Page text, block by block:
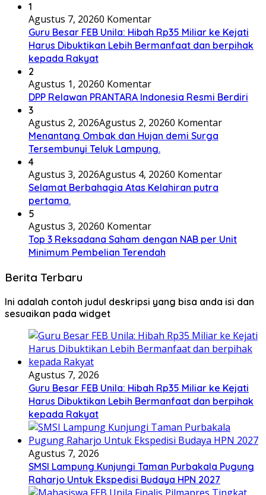
1
Agustus 7, 20260 Komentar
Guru Besar FEB Unila: Hibah Rp35 Miliar ke Kejati
Harus Dibuktikan Lebih Bermanfaat dan berpihak
kepada Rakyat
2
Agustus 1, 20260 Komentar
DPP Relawan PRANTARA Indonesia Resmi Berdiri
3
Agustus 2, 2026Agustus 2, 20260 Komentar
Menantang Ombak dan Hujan demi Surga
Tersembunyi Teluk Lampung.
4
Agustus 3, 2026Agustus 4, 20260 Komentar
Selamat Berbahagia Atas Kelahiran putra
pertama.
5
Agustus 3, 20260 Komentar
Top 3 Reksadana Saham dengan NAB per Unit
Minimum Pembelian Terendah
Berita Terbaru
Ini adalah contoh judul deskripsi yang bisa anda isi dan
sesuaikan pada widget
Agustus 7, 2026
Guru Besar FEB Unila: Hibah Rp35 Miliar ke Kejati
Harus Dibuktikan Lebih Bermanfaat dan berpihak
kepada Rakyat
Agustus 7, 2026
SMSI Lampung Kunjungi Taman Purbakala Pugung
Raharjo Untuk Ekspedisi Budaya HPN 2027